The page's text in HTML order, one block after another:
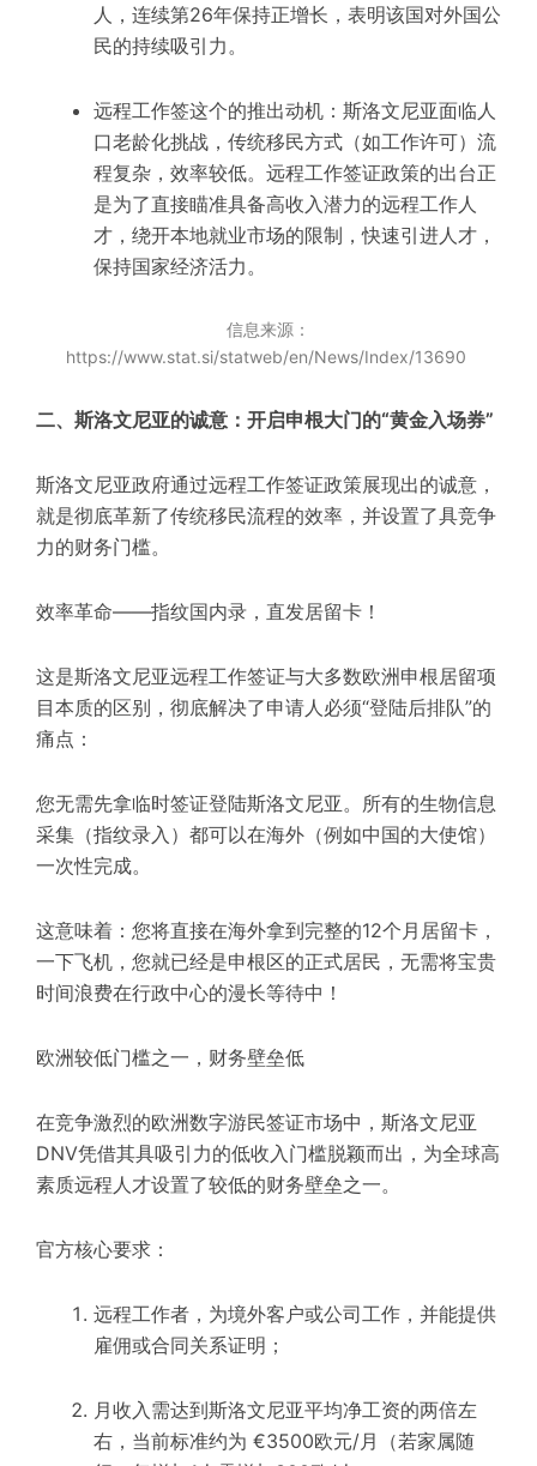
人，连续第26年保持正增长，表明该国对外国公
民的持续吸引力。
远程工作签这个的推出动机：斯洛文尼亚面临人
口老龄化挑战，传统移民方式（如工作许可）流
程复杂，效率较低。远程工作签证政策的出台正
是为了直接瞄准具备高收入潜力的远程工作人
才，绕开本地就业市场的限制，快速引进人才，
保持国家经济活力。
信息来源：
https://www.stat.si/statweb/en/News/Index/13690
二、斯洛文尼亚的诚意：开启申根大门的“黄金入场券”
斯洛文尼亚政府通过远程工作签证政策展现出的诚意，
就是彻底革新了传统移民流程的效率，并设置了具竞争
力的财务门槛。
效率革命——指纹国内录，直发居留卡！
这是斯洛文尼亚远程工作签证与大多数欧洲申根居留项
目本质的区别，彻底解决了申请人必须“登陆后排队”的
痛点：
您无需先拿临时签证登陆斯洛文尼亚。所有的生物信息
采集（指纹录入）都可以在海外（例如中国的大使馆）
一次性完成。
这意味着：您将直接在海外拿到完整的12个月居留卡，
一下飞机，您就已经是申根区的正式居民，无需将宝贵
时间浪费在行政中心的漫长等待中！
欧洲较低门槛之一，财务壁垒低
在竞争激烈的欧洲数字游民签证市场中，斯洛文尼亚
DNV凭借其具吸引力的低收入门槛脱颖而出，为全球高
素质远程人才设置了较低的财务壁垒之一。
官方核心要求：
远程工作者，为境外客户或公司工作，并能提供
雇佣或合同关系证明；
月收入需达到斯洛文尼亚平均净工资的两倍左
右，当前标准约为 €3500欧元/月（若家属随